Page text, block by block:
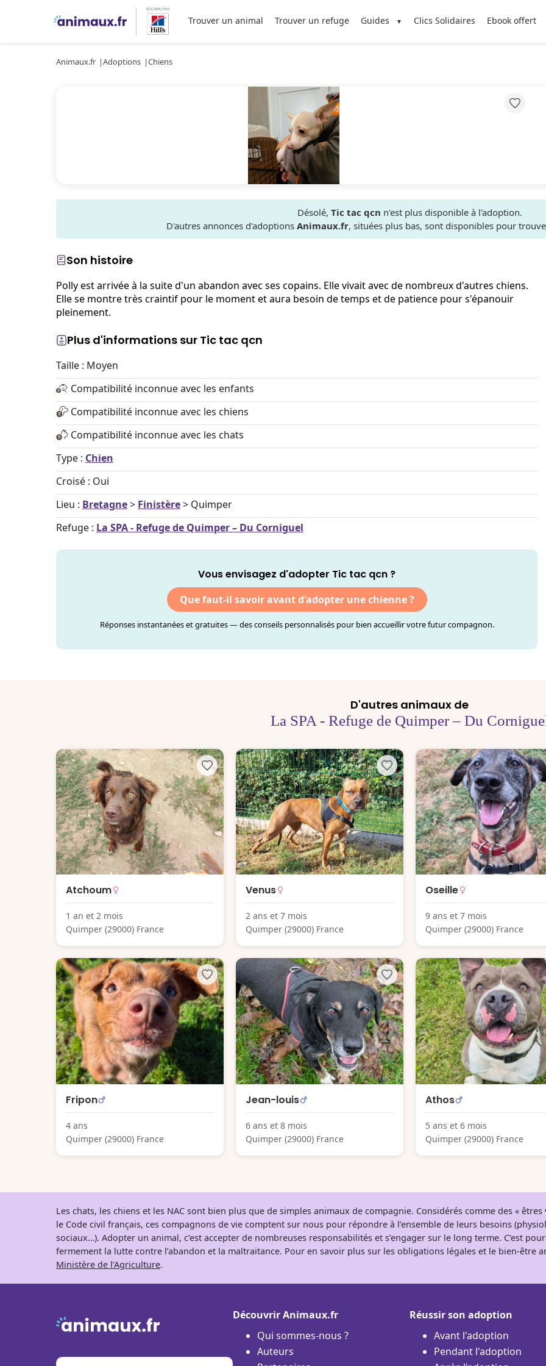
Trouver un animal Trouver un refuge Guides Clics Solidaires Ebook offert
Animaux.fr Adoptions Chiens
Désolé, Tic tac qcn n'est plus disponible à l'adoption.
D'autres annonces d'adoptions Animaux.fr, situées plus bas, sont disponibles pour
Son histoire
Polly est arrivée à la suite d'un abandon avec ses copains. Elle vivait avec de nombreux d'autres chiens.
Elle se montre très craintif pour le moment et aura besoin de temps et de patience pour s'épanouir
pleinement.
Plus d'informations sur Tic tac qcn
Taille : Moyen
Compatibilité inconnue avec les enfants
Compatibilité inconnue avec les chiens
Compatibilité inconnue avec les chats
Type : Chien
Croisé : Oui
Lieu : Bretagne> Finistère> Quimper
Refuge : La SPA - Refuge de Quimper – Du Corniguel
Vous envisagez d'adopter Tic tac qcn ?
Que faut-il savoir avant d'adopter une chienne ?
Réponses instantanées et gratuites — des conseils personnalisés pour bien accueillir votre futur compagnon.
D'autres animaux de
La SPA - Refuge de Quimper – Du
Atchoum
1 an et 2 mois
Quimper (29000) France
Venus
2 ans et 7 mois
Quimper (29000) France
Oseille
9 ans et 7 mois
Quimper (29000) France
Fripon
4 ans
Quimper (29000) France
Jean-louis
6 ans et 8 mois
Quimper (29000) France
Athos
5 ans et 6 mois
Quimper (29000) France
Les chats, les chiens et les NAC sont bien plus que de simples animaux de compagnie. Considérés comme des «
le Code civil français, ces compagnons de vie comptent sur nous pour répondre à l’ensemble de leurs besoins
sociaux…). Adopter un animal, c’est accepter de nombreuses responsabilités et s’engager sur le long terme. C’est
fermement la lutte contre l’abandon et la maltraitance. Pour en savoir plus sur les obligations légales et le bien-être
Ministère de l’Agriculture.
Découvrir Animaux.fr
Qui sommes-nous ?
Auteurs
Réussir son adoption
Avant l'adoption
Pendant l'adoption